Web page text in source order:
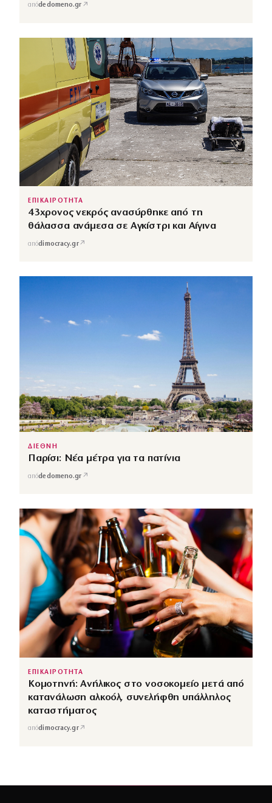
απόdedomeno.gr ↗
ΕΠΙΚΑΙΡΟΤΗΤΑ
43χρονος νεκρός ανασύρθηκε από τη
θάλασσα ανάμεσα σε Αγκίστρι και Αίγινα
απόdimocracy.gr↗
ΔΙΕΘΝΗ
Παρίσι: Νέα μέτρα για τα πατίνια
απόdedomeno.gr ↗
ΕΠΙΚΑΙΡΟΤΗΤΑ
Κομοτηνή: Ανήλικος στο νοσοκομείο μετά από
κατανάλωση αλκοόλ, συνελήφθη υπάλληλος
καταστήματος
απόdimocracy.gr↗